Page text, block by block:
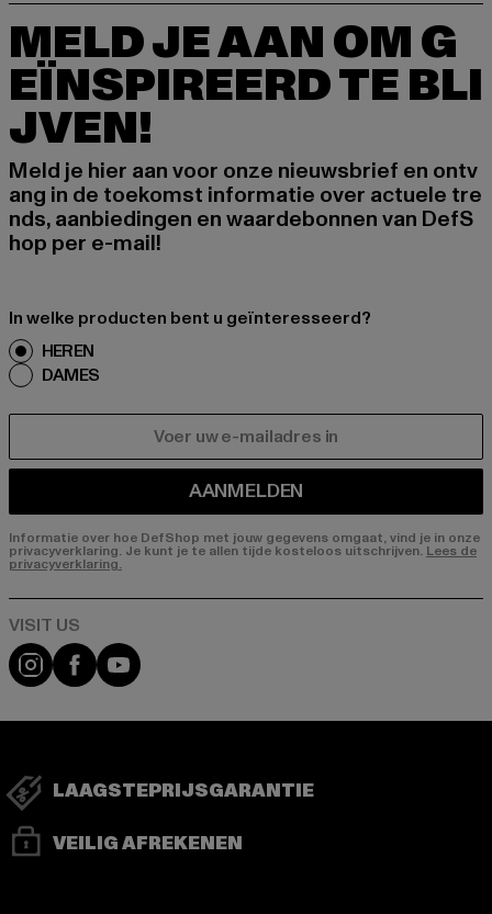
MELD JE AAN OM G
EÏNSPIREERD TE BLI
JVEN!
Meld je hier aan voor onze nieuwsbrief en ontv
ang in de toekomst informatie over actuele tre
nds, aanbiedingen en waardebonnen van DefS
hop per e-mail!
In welke producten bent u geïnteresseerd?
HEREN
DAMES
AANMELDEN
Informatie over hoe DefShop met jouw gegevens omgaat, vind je in onze
privacyverklaring. Je kunt je te allen tijde kosteloos uitschrijven. Lees de
privacyverklaring.
Visit our Instagram page:
Visit our Facebook page:
Visit our YouTube channel:
LAAGSTEPRIJSGARANTIE
VEILIG AFREKENEN